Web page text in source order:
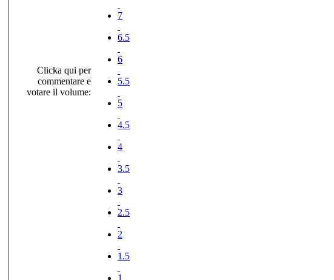
Clicka qui per
commentare e
votare il volume:
7
6.5
6
5.5
5
4.5
4
3.5
3
2.5
2
1.5